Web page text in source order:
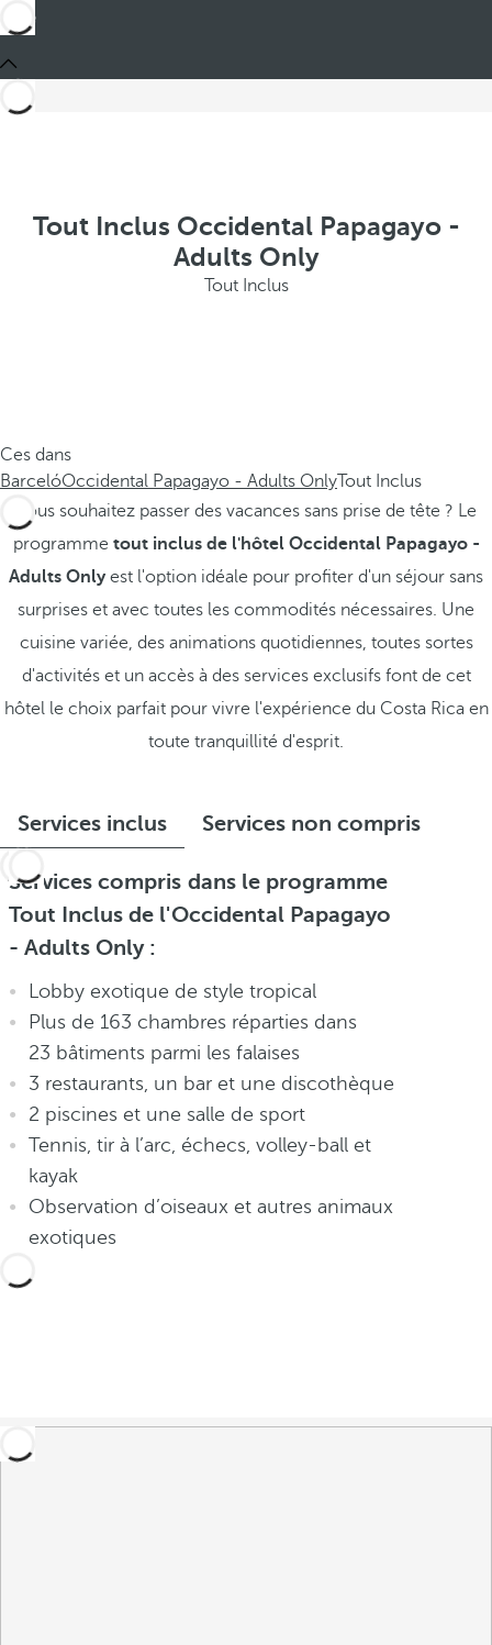
Tout Inclus Occidental Papagayo -
Adults Only
Tout Inclus
Ces dans
BarcelóOccidental Papagayo - Adults OnlyTout Inclus
Vous souhaitez passer des vacances sans prise de tête ? Le
programme tout inclus de l'hôtel Occidental Papagayo -
Adults Onlyest l'option idéale pour profiter d'un séjour sans
surprises et avec toutes les commodités nécessaires. Une
cuisine variée, des animations quotidiennes, toutes sortes
d'activités et un accès à des services exclusifs font de cet
hôtel le choix parfait pour vivre l'expérience du Costa Rica en
toute tranquillité d'esprit.
Services inclus Services non compris
Services compris dans le programme
Tout Inclus de l'Occidental Papagayo
- Adults Only :
Lobby exotique de style tropical
Plus de 163 chambres réparties dans
23 bâtiments parmi les falaises
3 restaurants, un bar et une discothèque
2 piscines et une salle de sport
Tennis, tir à l’arc, échecs, volley-ball et
kayak
Observation d’oiseaux et autres animaux
exotiques